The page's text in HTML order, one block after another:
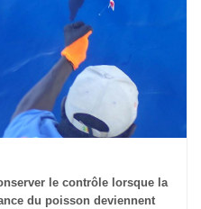
le contrôle lorsque la
du poisson deviennent